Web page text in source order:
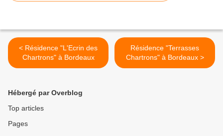
< Résidence "L'Ecrin des
Chartrons" à Bordeaux
Résidence "Terrasses
Chartrons" à Bordeaux >
Hébergé par Overblog
Top articles
Pages